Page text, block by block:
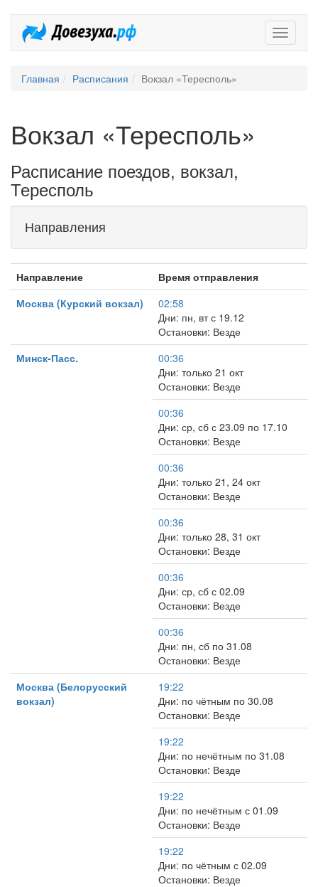
Главная Расписания Вокзал «Тересполь»
Вокзал «Тересполь»
Расписание поездов, вокзал,
Тересполь
Направления
Направление
Время отправления
Москва (Курский вокзал)
02:58
Дни: пн, вт с 19.12
Остановки: Везде
Минск-Пасс.
00:36
Дни: только 21 окт
Остановки: Везде
00:36
Дни: ср, сб с 23.09 по 17.10
Остановки: Везде
00:36
Дни: только 21, 24 окт
Остановки: Везде
00:36
Дни: только 28, 31 окт
Остановки: Везде
00:36
Дни: ср, сб с 02.09
Остановки: Везде
00:36
Дни: пн, сб по 31.08
Остановки: Везде
Москва (Белорусский
вокзал)
19:22
Дни: по чётным по 30.08
Остановки: Везде
19:22
Дни: по нечётным по 31.08
Остановки: Везде
19:22
Дни: по нечётным с 01.09
Остановки: Везде
19:22
Дни: по чётным с 02.09
Остановки: Везде